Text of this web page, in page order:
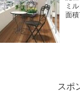
ミ
面
スポ